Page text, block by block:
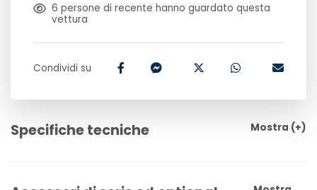
6 persone di recente hanno guardato questa
vettura
Condividi su
Specifiche tecniche Mostra (+)